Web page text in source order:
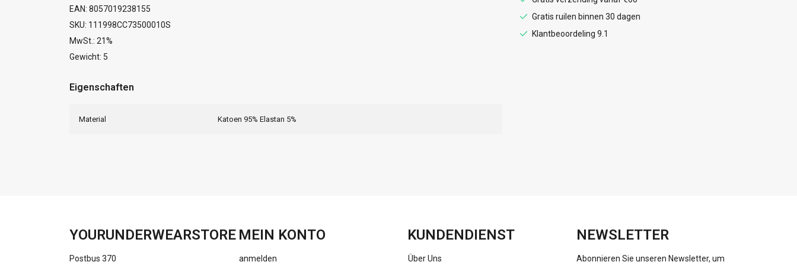
Gratis ruilen binnen 30 dagen
Klantbeoordeling 9.1
EAN: 8057019238155
SKU: 111998CC73500010S
MwSt.: 21%
Gewicht: 5
Eigenschaften
Material Katoen 95% Elastan 5%
YOURUNDERWEARSTORE
Postbus 370
MEIN KONTO
anmelden
KUNDENDIENST
Über Uns
NEWSLETTER
Abonnieren Sie unseren Newsletter, um